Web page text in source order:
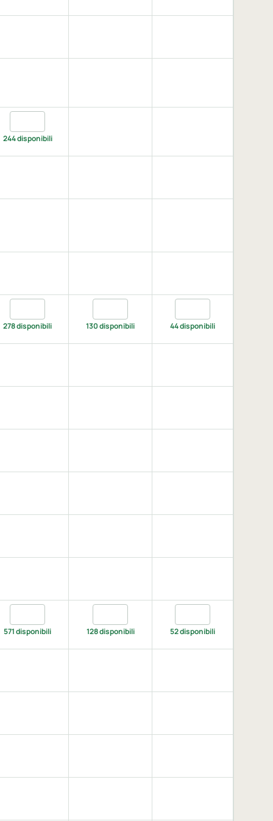
244 disponibili
278 disponibili 130 disponibili 44 disponibili
571 disponibili 128 disponibili 52 disponibili